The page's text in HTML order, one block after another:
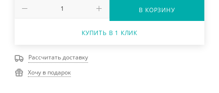
В КОРЗИНУ
КУПИТЬ В 1 КЛИК
Рассчитать доставку
Хочу в подарок